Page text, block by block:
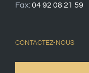
Fax:04 92 08 21 59
CONTACTEZ-NOUS